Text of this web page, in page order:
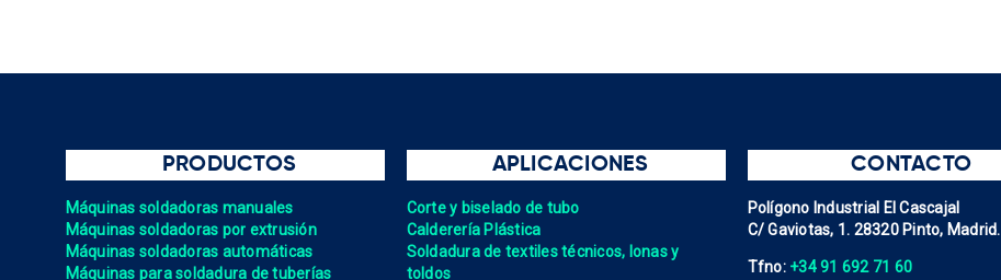
PRODUCTOS
Máquinas soldadoras manuales
Máquinas soldadoras por extrusión
Máquinas soldadoras automáticas
Máquinas para soldadura de tuberías
APLICACIONES
Corte y biselado de tubo
Calderería Plástica
Soldadura de textiles técnicos, lonas y
toldos
CONTACTO
Polígono Industrial El Cascajal
C/ Gaviotas, 1. 28320 Pinto, Madrid.
Tfno: +34 91 692 71 60